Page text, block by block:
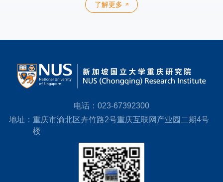
了解更多
电话： 023-67392300
地址： 重庆市渝北区卉竹路2号重庆互联网产业园二期4号
楼